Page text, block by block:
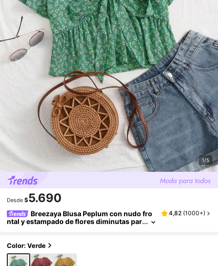
1/5
Desde $5.690
Breezaya Blusa Peplum con nudo fro
ntal y estampado de flores diminutas par
4,82 (1000+)
Color: Verde